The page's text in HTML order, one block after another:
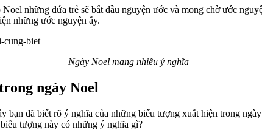
những đứa trẻ sẽ bắt đầu nguyện ước và mong chờ ước
những ước nguyện ấy.
Ngày Noel mang nhiều ý nghĩa
ngày Noel
bạn đã biết rõ ý nghĩa của những biểu tượng xuất hiện trong
tượng này có những ý nghĩa gì?